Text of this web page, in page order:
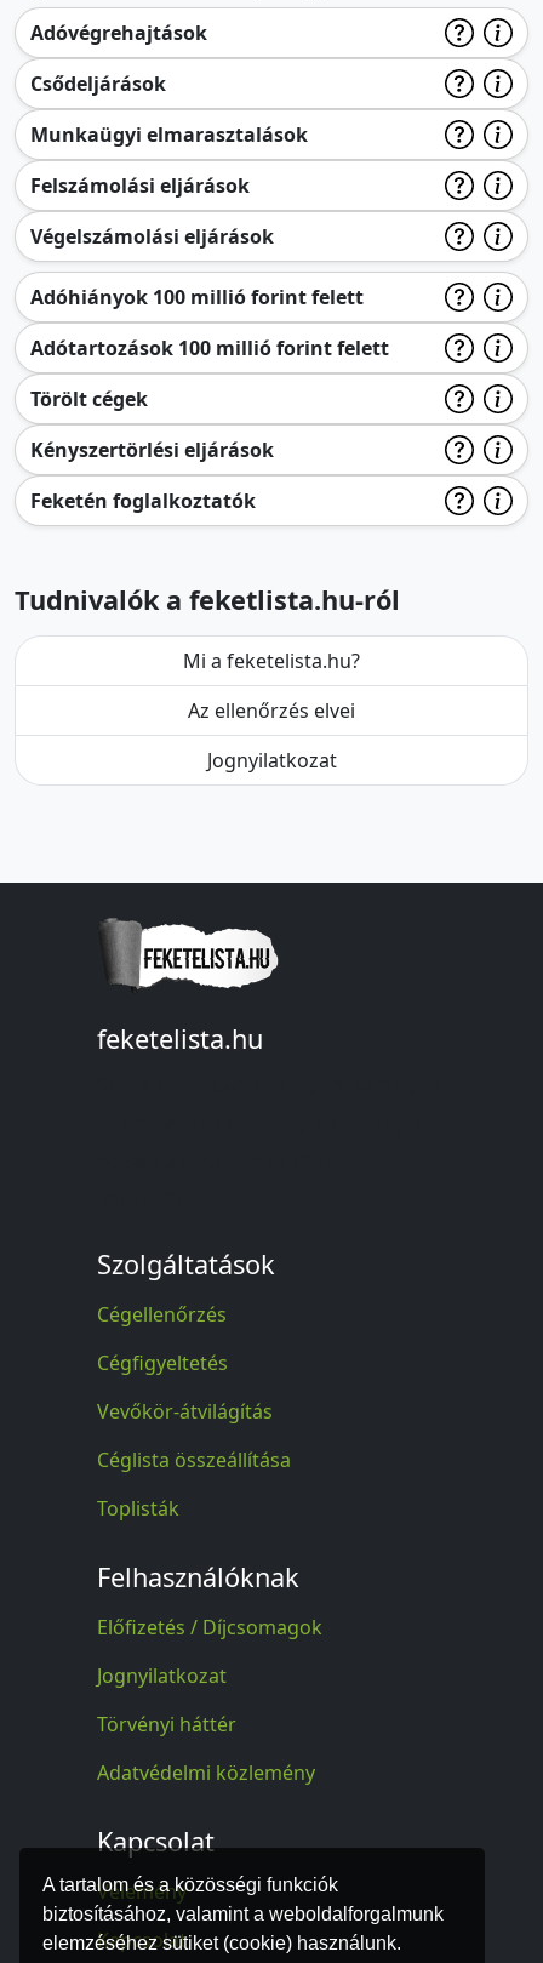
A tartalom és a közösségi funkciók
biztosításához, valamint a weboldalforgalmunk
elemzéséhez sütiket (cookie) használunk.
Adóvégrehajtások
Csődeljárások
Munkaügyi elmarasztalások
Felszámolási eljárások
Végelszámolási eljárások
Adóhiányok 100 millió forint felett
Adótartozások 100 millió forint felett
Törölt cégek
Kényszertörlési eljárások
Feketén foglalkoztatók
Tudnivalók a feketlista.hu-ról
Mi a feketelista.hu?
Az ellenőrzés elvei
Jognyilatkozat
feketelista.hu
Szolgáltatások
Cégellenőrzés
Cégfigyeltetés
Vevőkör-átvilágítás
Céglista összeállítása
Toplisták
Felhasználóknak
Előfizetés / Díjcsomagok
Jognyilatkozat
Törvényi háttér
Adatvédelmi közlemény
Kapcsolat
Vélemény
Kapcsolat